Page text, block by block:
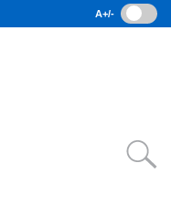
A+/-